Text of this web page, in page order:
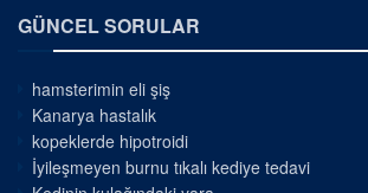
GÜNCEL SORULAR
hamsterimin eli şiş
Kanarya hastalık
kopeklerde hipotroidi
İyileşmeyen burnu tıkalı kediye tedavi